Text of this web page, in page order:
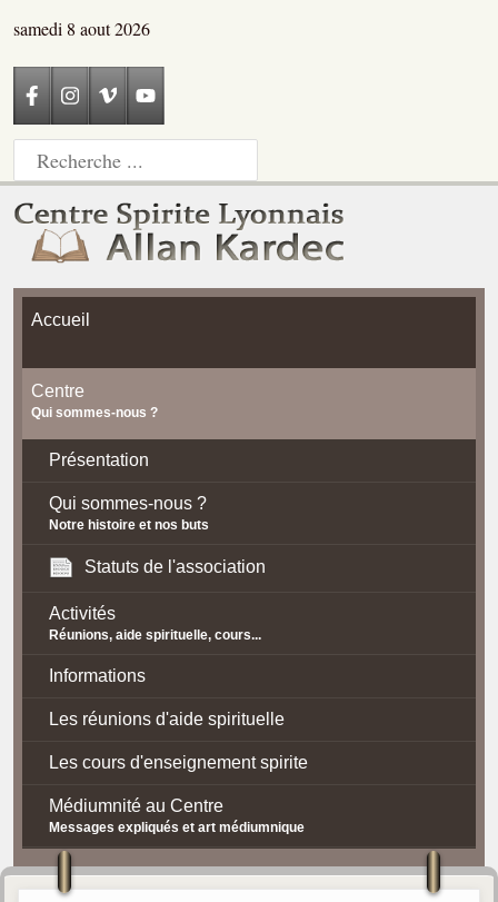
samedi 8 aout 2026
Accueil
Centre
Qui sommes-nous ?
Présentation
Qui sommes-nous ?
Notre histoire et nos buts
Statuts de l'association
Activités
Réunions, aide spirituelle, cours...
Informations
Les réunions d'aide spirituelle
Les cours d'enseignement spirite
Médiumnité au Centre
Messages expliqués et art médiumnique
Contact / Accès